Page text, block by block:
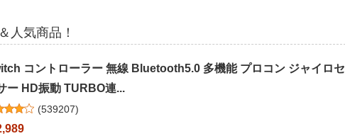
人気商品！
コントローラー 無線 Bluetooth5.0 多機能 プロコン ジャイロセ
ー HD振動 TURBO連...
(539207)